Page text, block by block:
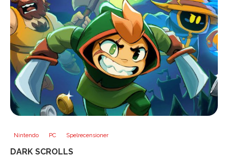
Nintendo PC Spelrecensioner
DARK SCROLLS